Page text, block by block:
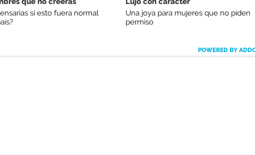
si esto fuera normal
Una joya para mujeres que no piden
permiso
POWERED BY